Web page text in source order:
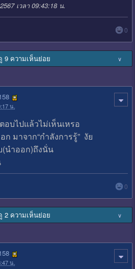
เวลา 09:43:18 น.
0
9 ความเห็นย่อย ∨
น.
บไปแล้วไม่เห็นเหรอ
มาจาก“กำลังการรู้” งัย
(นำออก)ถึงนั่น
0
2 ความเห็นย่อย ∨
น.